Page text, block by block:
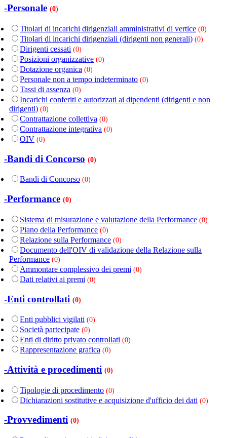
-Personale (0)
Titolari di incarichi dirigenziali amministrativi di vertice (0)
Titolari di incarichi dirigenziali (dirigenti non generali) (0)
Dirigenti cessati (0)
Posizioni organizzative (0)
Dotazione organica (0)
Personale non a tempo indeterminato (0)
Tassi di assenza (0)
Incarichi conferiti e autorizzati ai dipendenti (dirigenti e non
dirigenti) (0)
Contrattazione collettiva (0)
Contrattazione integrativa (0)
OIV (0)
-Bandi di Concorso (0)
Bandi di Concorso (0)
-Performance (0)
Sistema di misurazione e valutazione della Performance (0)
Piano della Performance (0)
Relazione sulla Performance (0)
Documento dell'OIV di validazione della Relazione sulla
Performance (0)
Ammontare complessivo dei premi (0)
Dati relativi ai premi (0)
-Enti controllati (0)
Enti pubblici vigilati (0)
Società partecipate (0)
Enti di diritto privato controllati (0)
Rappresentazione grafica (0)
-Attività e procedimenti (0)
Tipologie di procedimento (0)
Dichiarazioni sostitutive e acquisizione d'ufficio dei dati (0)
-Provvedimenti (0)